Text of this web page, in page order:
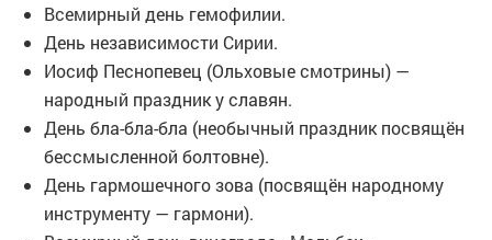
Всемирный день гемофилии.
День независимости Сирии.
Иосиф Песнопевец (Ольховые смотрины) —
народный праздник у славян.
День бла-бла-бла (необычный праздник посвящён
бессмысленной болтовне).
День гармошечного зова (посвящён народному
инструменту — гармони).